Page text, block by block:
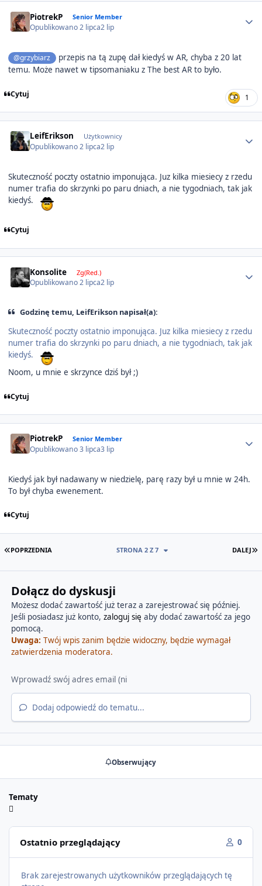
PiotrekP Senior Member
Opublikowano2 lipca2 lip
@grzybiarz przepis na tą zupę dał kiedyś w AR, chyba z 20 lat
temu. Może nawet w tipsomaniaku z The best AR to było.
Cytuj 1
LeifErikson Użytkownicy
Opublikowano2 lipca2 lip
Skuteczność poczty ostatnio imponująca. Juz kilka miesiecy z rzedu
numer trafia do skrzynki po paru dniach, a nie tygodniach, tak jak
kiedyś.
Cytuj
Konsolite Zg(Red.)
Opublikowano2 lipca2 lip
Godzinę temu, LeifErikson napisał(a):
Skuteczność poczty ostatnio imponująca. Juz kilka miesiecy z rzedu
numer trafia do skrzynki po paru dniach, a nie tygodniach, tak jak
kiedyś.
Noom, u mnie e skrzynce dziś był ;)
Cytuj
PiotrekP Senior Member
Opublikowano3 lipca3 lip
Kiedyś jak był nadawany w niedzielę, parę razy był u mnie w 24h.
To był chyba ewenement.
Cytuj
PIERWSZA STRONA
POPRZEDNIA DALEJ
STRONA 2 Z 7
Dołącz do dyskusji
Możesz dodać zawartość już teraz a zarejestrować się później.
Jeśli posiadasz już konto, zaloguj się aby dodać zawartość za jego
pomocą.
Uwaga: Twój wpis zanim będzie widoczny, będzie wymagał
zatwierdzenia moderatora.
Dodaj odpowiedź do tematu...
Obserwujący
Tematy
Ostatnio przeglądający 0
Brak zarejestrowanych użytkowników przeglądających tę